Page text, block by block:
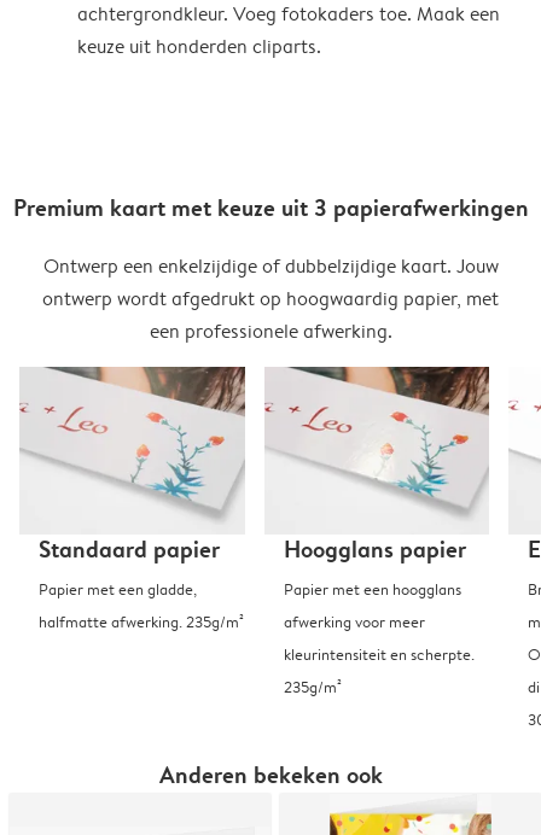
achtergrondkleur. Voeg fotokaders toe. Maak een
keuze uit honderden cliparts.
Premium kaart met keuze uit 3 papierafwerkingen
Ontwerp een enkelzijdige of dubbelzijdige kaart. Jouw
ontwerp wordt afgedrukt op hoogwaardig papier, met
een professionele afwerking.
Standaard papier
Papier met een gladde,
halfmatte afwerking. 235g/m²
Hoogglans papier
Papier met een hoogglans
afwerking voor meer
kleurintensiteit en scherpte.
235g/m²
Anderen bekeken ook